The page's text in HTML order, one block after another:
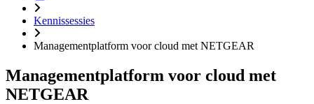
Kennissessies
Managementplatform voor cloud met NETGEAR
Managementplatform voor cloud met
NETGEAR